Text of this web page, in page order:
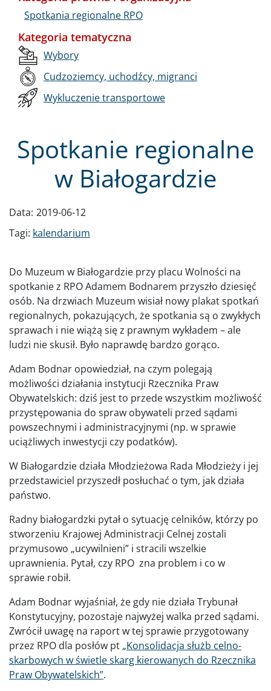
Spotkanie regionalne
w Białogardzie
Data: 2019-06-12
Tagi: kalendarium
Do Muzeum w Białogardzie przy placu Wolności na
spotkanie z RPO Adamem Bodnarem przyszło dziesięć
osób. Na drzwiach Muzeum wisiał nowy plakat spotkań
regionalnych, pokazujących, że spotkania są o zwykłych
sprawach i nie wiążą się z prawnym wykładem – ale
ludzi nie skusił. Było naprawdę bardzo gorąco.
Adam Bodnar opowiedział, na czym polegają
możliwości działania instytucji Rzecznika Praw
Obywatelskich: dziś jest to przede wszystkim możliwość
przystępowania do spraw obywateli przed sądami
powszechnymi i administracyjnymi (np. w sprawie
uciążliwych inwestycji czy podatków).
W Białogardzie działa Młodzieżowa Rada Młodzieży i jej
przedstawiciel przyszedł posłuchać o tym, jak działa
państwo.
Radny białogardzki pytał o sytuację celników, którzy po
stworzeniu Krajowej Administracji Celnej zostali
przymusowo „ucywilnieni” i stracili wszelkie
uprawnienia. Pytał, czy RPO zna problem i co w
sprawie robił.
Adam Bodnar wyjaśniał, że gdy nie działa Trybunał
Konstytucyjny, pozostaje najwyżej walka przed sądami.
Zwrócił uwagę na raport w tej sprawie przygotowany
przez RPO dla posłów pt „Konsolidacja służb celno-
skarbowych w świetle skarg kierowanych do Rzecznika
Praw Obywatelskich”.
Spotkania regionalne RPO
Kategoria tematyczna
Wybory
Cudzoziemcy, uchodźcy, migranci
Wykluczenie transportowe